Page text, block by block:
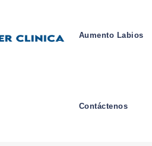
Aumento Labios
Contáctenos